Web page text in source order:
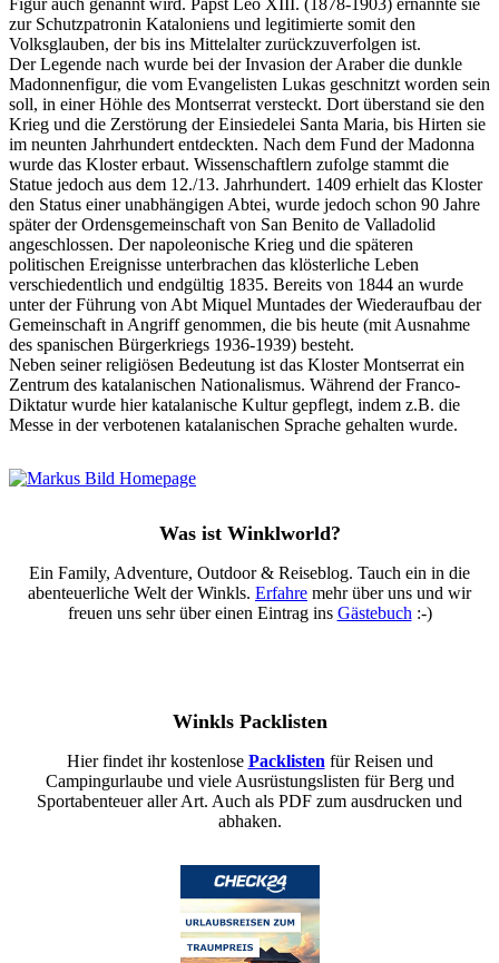
zur Schutzpatronin Kataloniens und legitimierte somit den
Volksglauben, der bis ins Mittelalter zurückzuverfolgen ist.
Der Legende nach wurde bei der Invasion der Araber die dunkle
Madonnenfigur, die vom Evangelisten Lukas geschnitzt worden sein
soll, in einer Höhle des Montserrat versteckt. Dort überstand sie den
Krieg und die Zerstörung der Einsiedelei Santa Maria, bis Hirten sie
im neunten Jahrhundert entdeckten. Nach dem Fund der Madonna
wurde das Kloster erbaut. Wissenschaftlern zufolge stammt die
Statue jedoch aus dem 12./13. Jahrhundert. 1409 erhielt das Kloster
den Status einer unabhängigen Abtei, wurde jedoch schon 90 Jahre
später der Ordensgemeinschaft von San Benito de Valladolid
angeschlossen. Der napoleonische Krieg und die späteren
politischen Ereignisse unterbrachen das klösterliche Leben
verschiedentlich und endgültig 1835. Bereits von 1844 an wurde
unter der Führung von Abt Miquel Muntades der Wiederaufbau der
Gemeinschaft in Angriff genommen, die bis heute (mit Ausnahme
des spanischen Bürgerkriegs 1936-1939) besteht.
Neben seiner religiösen Bedeutung ist das Kloster Montserrat ein
Zentrum des katalanischen Nationalismus. Während der Franco-
Diktatur wurde hier katalanische Kultur gepflegt, indem z.B. die
Messe in der verbotenen katalanischen Sprache gehalten wurde.
Was ist Winklworld?
Ein Family, Adventure, Outdoor & Reiseblog. Tauch ein in die
abenteuerliche Welt der Winkls. Erfahre mehr über uns und wir
freuen uns sehr über einen Eintrag ins Gästebuch :-)
Winkls Packlisten
Hier findet ihr kostenlose Packlisten für Reisen und
Campingurlaube und viele Ausrüstungslisten für Berg und
Sportabenteuer aller Art. Auch als PDF zum ausdrucken und
abhaken.